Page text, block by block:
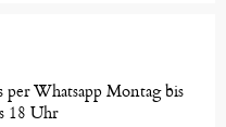
Whatsapp Montag bis
18 Uhr